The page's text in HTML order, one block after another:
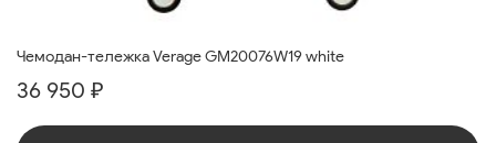
Чемодан-тележка Verage GM20076W19 white
36 950 ₽